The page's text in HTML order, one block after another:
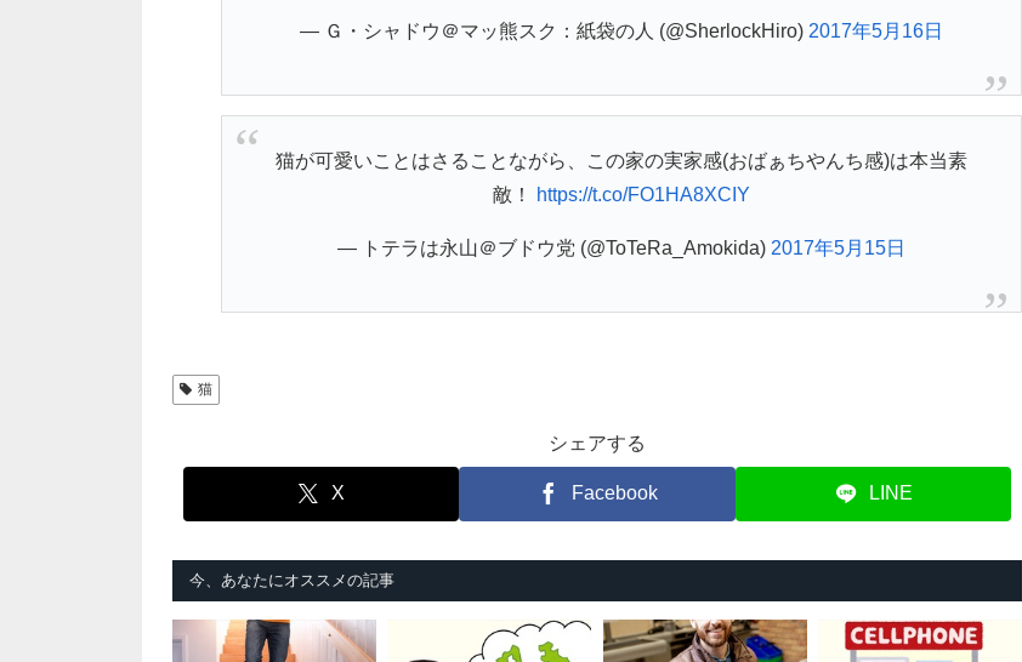
— Ｇ・シャドウ＠マッ熊スク：紙袋の人 (@SherlockHiro) 2017年5月16日
猫が可愛いことはさることながら、この家の実家感(おばぁちやんち感)は本当素
敵！
https://t.co/FO1HA8XCIY
— トテラは永山＠ブドウ党 (@ToTeRa_Amokida) 2017年5月15日
猫
シェアする
X Facebook LINE
今、あなたにオススメの記事